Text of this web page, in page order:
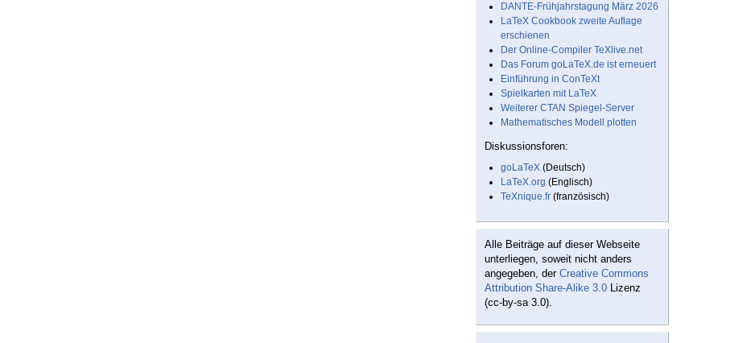
DANTE-Frühjahrstagung März 2026
LaTeX Cookbook zweite Auflage
erschienen
Der Online-Compiler TeXlive.net
Das Forum goLaTeX.de ist erneuert
Einführung in ConTeXt
Spielkarten mit LaTeX
Weiterer CTAN Spiegel-Server
Mathematisches Modell plotten
Diskussionsforen:
goLaTeX (Deutsch)
LaTeX.org (Englisch)
TeXnique.fr (französisch)
Alle Beiträge auf dieser Webseite
unterliegen, soweit nicht anders
angegeben, der Creative Commons
Attribution Share-Alike 3.0 Lizenz
(cc-by-sa 3.0).